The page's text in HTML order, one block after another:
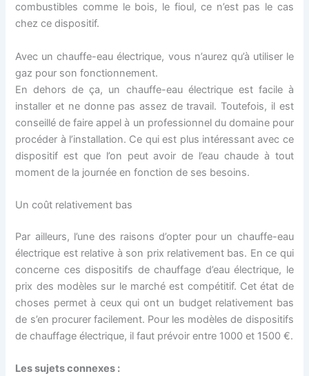
combustibles comme le bois, le fioul, ce n’est pas le cas
chez ce dispositif.
Avec un chauffe-eau électrique, vous n’aurez qu’à utiliser le
gaz pour son fonctionnement.
En dehors de ça, un chauffe-eau électrique est facile à
installer et ne donne pas assez de travail. Toutefois, il est
conseillé de faire appel à un professionnel du domaine pour
procéder à l’installation. Ce qui est plus intéressant avec ce
dispositif est que l’on peut avoir de l’eau chaude à tout
moment de la journée en fonction de ses besoins.
Un coût relativement bas
Par ailleurs, l’une des raisons d’opter pour un chauffe-eau
électrique est relative à son prix relativement bas. En ce qui
concerne ces dispositifs de chauffage d’eau électrique, le
prix des modèles sur le marché est compétitif. Cet état de
choses permet à ceux qui ont un budget relativement bas
de s’en procurer facilement. Pour les modèles de dispositifs
de chauffage électrique, il faut prévoir entre 1000 et 1500 €.
Les sujets connexes :